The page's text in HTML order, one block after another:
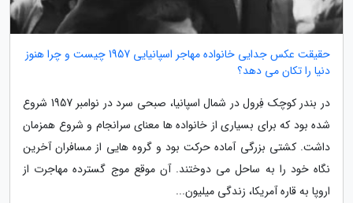
حقیقت عکس جدایی خانواده مهاجر اسپانیایی 1957 چیست و چرا هنوز
دنیا را تکان می دهد؟
در بندر کوچک فِرول در شمال اسپانیا، صبحی سرد در نوامبر 1957 شروع
شده بود که برای بسیاری از خانواده ها معنای سرانجام و شروع همزمان
داشت. کشتی بزرگی آماده حرکت بود و گروه هایی از مسافران آخرین
نگاه خود را به ساحل می دوختند. آن موقع موج گسترده مهاجرت از
اروپا به قاره آمریکا، زندگی میلیون...